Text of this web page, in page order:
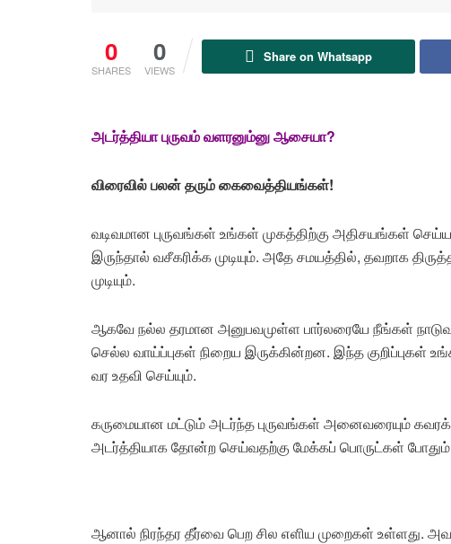
0
SHARES
0
VIEWS
Share on Whatsapp
அடர்த்தியா புருவம் வளரனும்னு ஆசையா?
விரைவில் பலன் தரும் கைவைத்தியங்கள்!
வடிவமான புருவங்கள் உங்கள் முகத்திற்கு அதிசயங்கள்
இருந்தால் வசீகரிக்க முடியும். அதே சமயத்தில், தவறாக
முடியும்.
ஆகவே நல்ல தரமான அனுபவமுள்ள பார்லரையே நீங்கள்
செல்ல வாய்ப்புகள் நிறைய இருக்கின்றன. இந்த குறிப்புகள்
வர உதவி செய்யும்.
கருமையான மட்டும் அடர்ந்த புருவங்கள் அனைவரையும்
அடர்த்தியாக தோன்ற செய்வதற்கு மேக்கப் பொருட்கள்
ஆனால் நிரந்தர தீர்வை பெற சில எளிய முறைகள் உள்ளது.